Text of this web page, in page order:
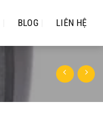
BLOG LIÊN HỆ